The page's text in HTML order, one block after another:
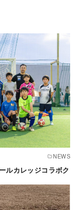
NEWS
ルカレッジコラボク